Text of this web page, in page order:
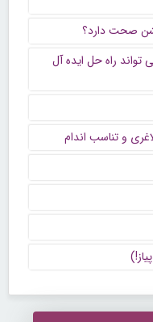
صحت دارد؟
تواند راه حل ایده‌ آل
و تناسب اندام